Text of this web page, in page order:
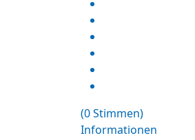
(0 Stimmen)
Informationen